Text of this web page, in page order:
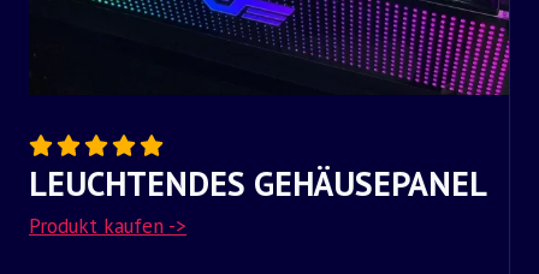
LEUCHTENDES GEHÄUSEPANEL
Produkt kaufen ->